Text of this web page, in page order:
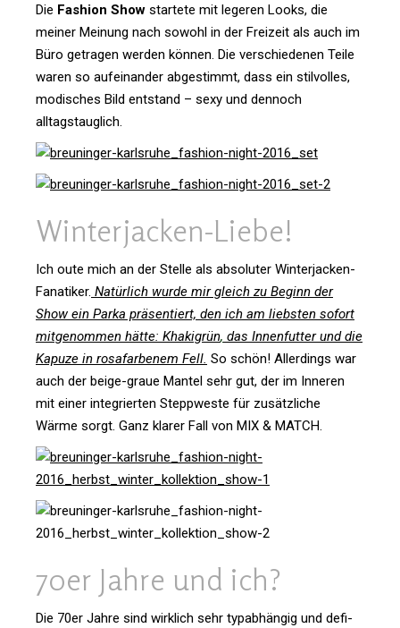
Die Fashion Show star­tete mit legeren Looks, die
meiner Mei­nung nach sowohl in der Frei­zeit als auch im
Büro getragen werden können. Die ver­schie­denen Teile
waren so auf­ein­ander abge­stimmt, dass ein stil­volles,
modi­sches Bild ent­stand – sexy und den­noch
alltagstauglich.
Win­ter­ja­cken-Liebe!
Ich oute mich an der Stelle als abso­luter Win­ter­ja­cken-
Fana­tiker. Natür­lich wurde mir gleich zu Beginn der
Show ein Parka prä­sen­tiert, den ich am liebsten sofort
mit­ge­nommen hätte: Kha­ki­grün, das Innen­futter und die
Kapuze in rosa­far­benem Fell. So schön! Aller­dings war
auch der beige-graue Mantel sehr gut, der im Inneren
mit einer inte­grierten Stepp­weste für zusätz­liche
Wärme sorgt. Ganz klarer Fall von MIX & MATCH.
70er Jahre und ich?
Die 70er Jahre sind wirk­lich sehr typ­ab­hängig und defi­